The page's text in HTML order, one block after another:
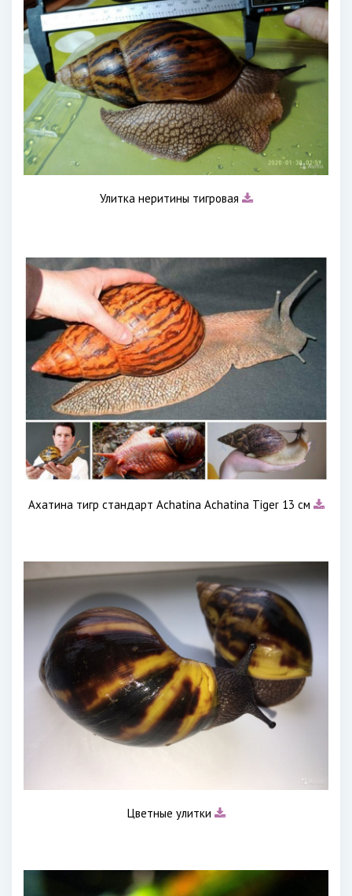
Улитка неритины тигровая
Ахатина тигр стандарт Achatina Achatina Tiger 13 см
Цветные улитки